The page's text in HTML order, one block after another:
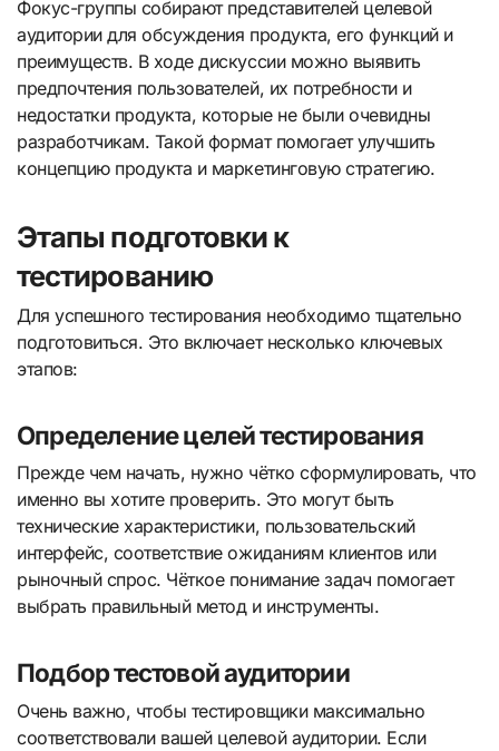
Фокус-группы собирают представителей целевой
аудитории для обсуждения продукта, его функций и
преимуществ. В ходе дискуссии можно выявить
предпочтения пользователей, их потребности и
недостатки продукта, которые не были очевидны
разработчикам. Такой формат помогает улучшить
концепцию продукта и маркетинговую стратегию.
Этапы подготовки к
тестированию
Для успешного тестирования необходимо тщательно
подготовиться. Это включает несколько ключевых
этапов:
Определение целей тестирования
Прежде чем начать, нужно чётко сформулировать, что
именно вы хотите проверить. Это могут быть
технические характеристики, пользовательский
интерфейс, соответствие ожиданиям клиентов или
рыночный спрос. Чёткое понимание задач помогает
выбрать правильный метод и инструменты.
Подбор тестовой аудитории
Очень важно, чтобы тестировщики максимально
соответствовали вашей целевой аудитории. Если